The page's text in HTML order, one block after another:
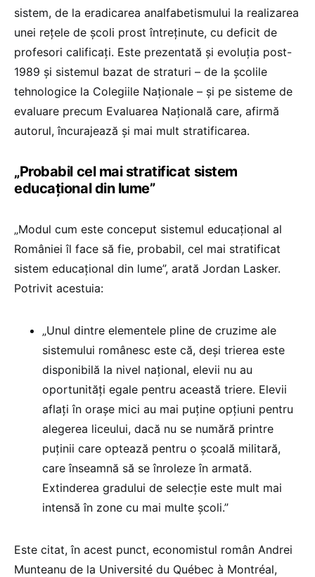
sistem, de la eradicarea analfabetismului la realizarea
unei rețele de școli prost întreținute, cu deficit de
profesori calificați. Este prezentată și evoluția post-
1989 și sistemul bazat de straturi – de la școlile
tehnologice la Colegiile Naționale – și pe sisteme de
evaluare precum Evaluarea Națională care, afirmă
autorul, încurajează și mai mult stratificarea.
„Probabil cel mai stratificat sistem
educațional din lume”
„Modul cum este conceput sistemul educațional al
României îl face să fie, probabil, cel mai stratificat
sistem educațional din lume”, arată Jordan Lasker.
Potrivit acestuia:
„Unul dintre elementele pline de cruzime ale
sistemului românesc este că, deși trierea este
disponibilă la nivel național, elevii nu au
oportunități egale pentru această triere. Elevii
aflați în orașe mici au mai puține opțiuni pentru
alegerea liceului, dacă nu se numără printre
puținii care optează pentru o școală militară,
care înseamnă să se înroleze în armată.
Extinderea gradului de selecție este mult mai
intensă în zone cu mai multe școli.”
Este citat, în acest punct, economistul român Andrei
Munteanu de la Université du Québec à Montréal,